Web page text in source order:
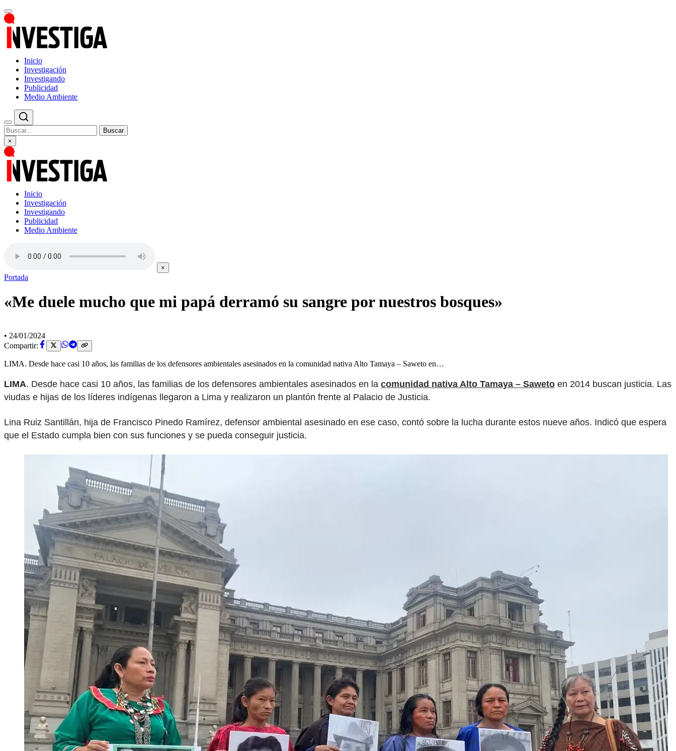
Inicio
Investigación
Investigando
Publicidad
Medio Ambiente
Buscar
×
Inicio
Investigación
Investigando
Publicidad
Medio Ambiente
×
Portada
«Me duele mucho que mi papá derramó su sangre por nuestros bosques»
• 24/01/2024
Compartir:
LIMA. Desde hace casi 10 años, las familias de los defensores ambientales asesinados en la comunidad nativa Alto Tamaya – Saweto en…
LIMA. Desde hace casi 10 años, las familias de los defensores ambientales asesinados en la comunidad nativa Alto Tamaya – Saweto en 2014 buscan justicia. Las
viudas e hijas de los líderes indígenas llegaron a Lima y realizaron un plantón frente al Palacio de Justicia.
Lina Ruiz Santillán, hija de Francisco Pinedo Ramírez, defensor ambiental asesinado en ese caso, contó sobre la lucha durante estos nueve años. Indicó que espera
que el Estado cumpla bien con sus funciones y se pueda conseguir justicia.